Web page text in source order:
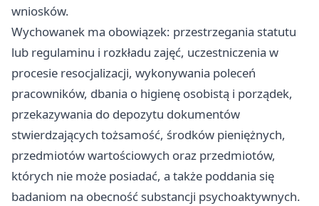
wniosków.
Wychowanek ma obowiązek: przestrzegania statutu
lub regulaminu i rozkładu zajęć, uczestniczenia w
procesie resocjalizacji, wykonywania poleceń
pracowników, dbania o higienę osobistą i porządek,
przekazywania do depozytu dokumentów
stwierdzających tożsamość, środków pieniężnych,
przedmiotów wartościowych oraz przedmiotów,
których nie może posiadać, a także poddania się
badaniom na obecność substancji psychoaktywnych.